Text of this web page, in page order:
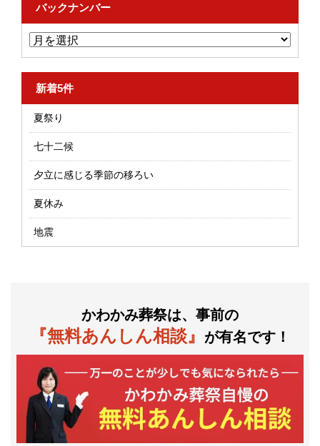
バックナンバー
新着5件
夏祭り
七十二候
夕立に感じる季節の移ろい
夏休み
地震
かわかみ葬祭は、事前の
『無料あんしん相談』 が有名です！